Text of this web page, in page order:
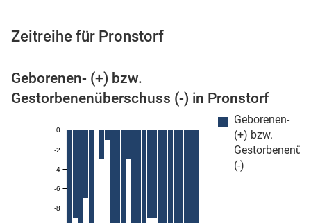
Zeitreihe für Pronstorf
Geborenen- (+) bzw.
Gestorbenenüberschuss (-) in Pronstorf
Geborenen-
(+) bzw.
(-)
-8
-6
-4
-2
0